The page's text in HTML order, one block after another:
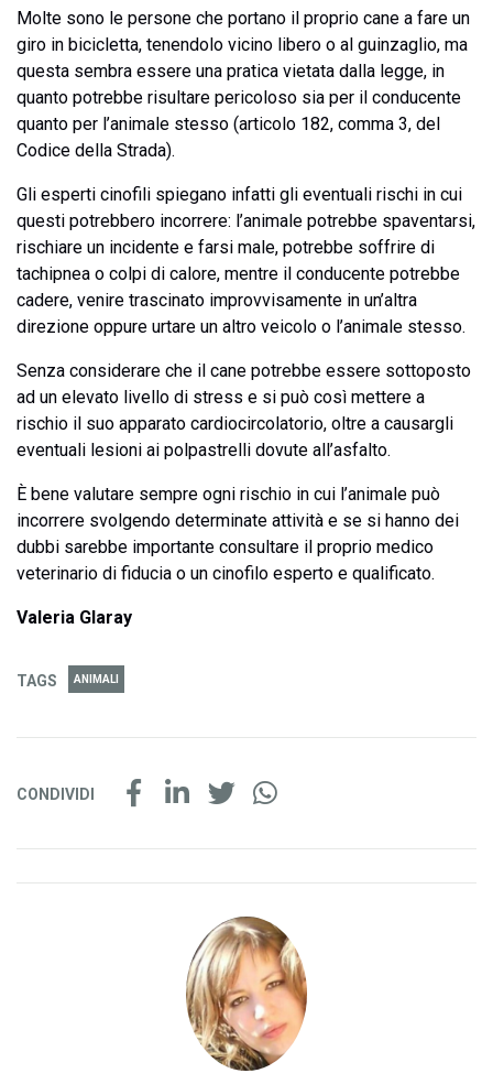
Molte sono le persone che portano il proprio cane a fare un
giro in bicicletta, tenendolo vicino libero o al guinzaglio, ma
questa sembra essere una pratica vietata dalla legge, in
quanto potrebbe risultare pericoloso sia per il conducente
quanto per l’animale stesso (articolo 182, comma 3, del
Codice della Strada).
Gli esperti cinofili spiegano infatti gli eventuali rischi in cui
questi potrebbero incorrere: l’animale potrebbe spaventarsi,
rischiare un incidente e farsi male, potrebbe soffrire di
tachipnea o colpi di calore, mentre il conducente potrebbe
cadere, venire trascinato improvvisamente in un’altra
direzione oppure urtare un altro veicolo o l’animale stesso.
Senza considerare che il cane potrebbe essere sottoposto
ad un elevato livello di stress e si può così mettere a
rischio il suo apparato cardiocircolatorio, oltre a causargli
eventuali lesioni ai polpastrelli dovute all’asfalto.
È bene valutare sempre ogni rischio in cui l’animale può
incorrere svolgendo determinate attività e se si hanno dei
dubbi sarebbe importante consultare il proprio medico
veterinario di fiducia o un cinofilo esperto e qualificato.
Valeria Glaray
TAGS ANIMALI
CONDIVIDI